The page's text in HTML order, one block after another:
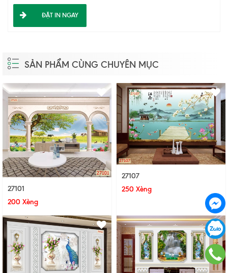
ĐẶT IN NGAY
SẢN PHẨM CÙNG CHUYÊN MỤC
27101
200 Xèng
27107
250 Xèng